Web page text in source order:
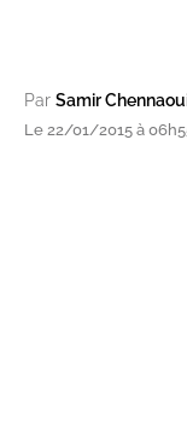
Par Samir
Le 22/01/2015 à